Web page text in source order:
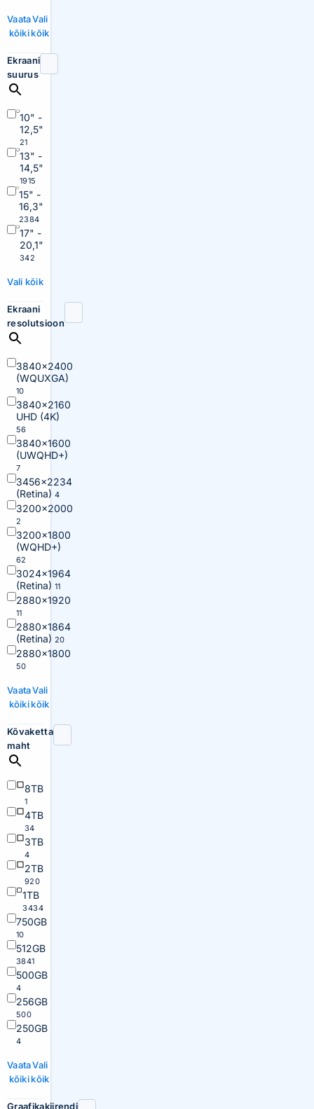
Vaata
kõiki
Vali
kõik
Ekraani
suurus
10" -
12,5"
21
13" -
14,5"
1915
15" -
16,3"
2384
17" -
20,1"
342
Vali kõik
Ekraani
resolutsioon
3840×2400
(WQUXGA)
10
3840×2160
UHD (4K)
56
3840×1600
(UWQHD+)
7
3456×2234
(Retina) 4
3200×2000
2
3200×1800
(WQHD+)
62
3024×1964
(Retina) 11
2880×1920
11
2880×1864
(Retina) 20
2880×1800
50
Vaata
kõiki
Vali
kõik
Kõvaketta
maht
8TB
1
4TB
34
3TB
4
2TB
920
1TB
3434
750GB
10
512GB
3841
500GB
4
256GB
500
250GB
4
Vaata
kõiki
Vali
kõik
Graafikakiirendi